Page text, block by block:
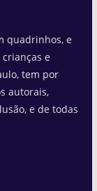
quadrinhos, e
e
tem por
autorais,
e de todas